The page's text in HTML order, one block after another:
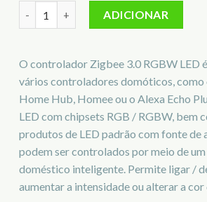
ADICIONAR
O controlador Zigbee 3.0 RGBW LED
vários controladores domóticos, como
Home Hub, Homee ou o Alexa Echo
LED com chipsets RGB / RGBW, bem
produtos de LED padrão com fonte de
podem ser controlados por meio de
doméstico inteligente. Permite ligar /
aumentar a intensidade ou alterar a cor